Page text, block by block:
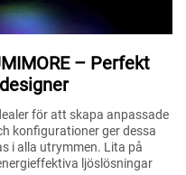
– Perfekt
för att skapa anpassade
konfigurationer ger dessa
i alla utrymmen. Lita på
ljöslösningar